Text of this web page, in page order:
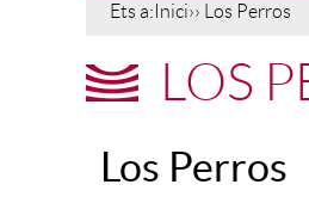
Ets a: Inici›› Los Perros
LOS
Los Perros